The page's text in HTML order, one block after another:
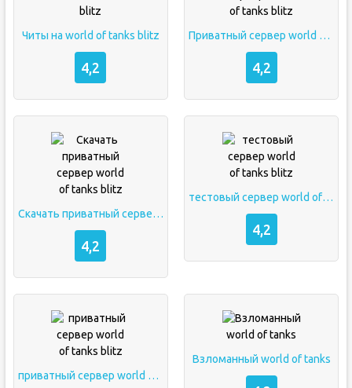
Читы на world of tanks blitz
4,2
Приватный сервер world of tanks blitz
4,2
Cкачать приватный сервер world of tanks blitz
4,2
тестовый сервер world of tanks blitz
4,2
приватный сервер world of tanks blitz
Взломанный world of tanks